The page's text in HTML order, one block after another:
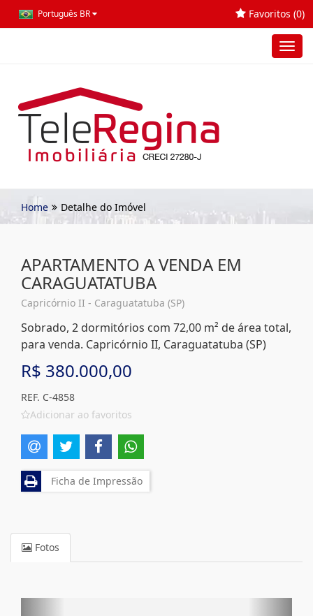
Português BR Favoritos (0)
Home Detalhe do Imóvel
APARTAMENTO A VENDA EM
CARAGUATATUBA
Capricórnio II - Caraguatatuba (SP)
Sobrado, 2 dormitórios com 72,00 m² de área total,
para venda. Capricórnio II, Caraguatatuba (SP)
R$ 380.000,00
REF. C-4858
Adicionar ao favoritos
Ficha de Impressão
Fotos